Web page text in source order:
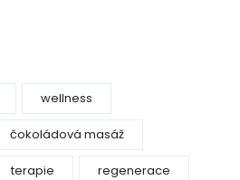
wellness
čokoládová masáž
terapie regenerace